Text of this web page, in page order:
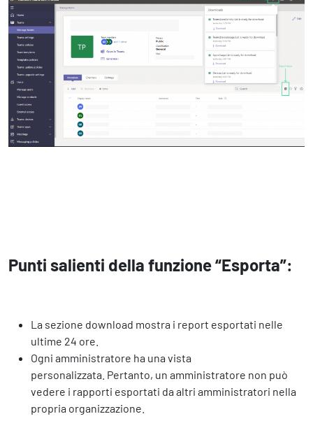
Punti salienti della funzione “Esporta”:
La sezione download mostra i report esportati nelle
ultime 24 ore.
Ogni amministratore ha una vista
personalizzata. Pertanto, un amministratore non può
vedere i rapporti esportati da altri amministratori nella
propria organizzazione.